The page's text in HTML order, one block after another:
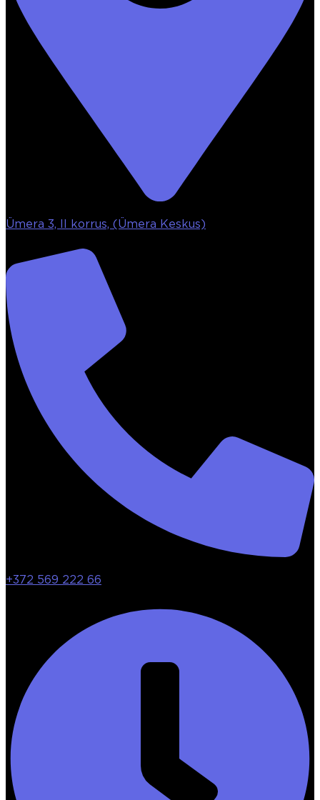
Ümera 3, II korrus, (Ümera Keskus)
+372 569 222 66